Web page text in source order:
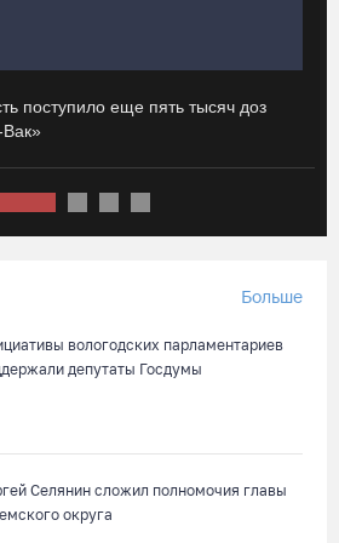
мотоцикла доставили в
за замены домофона перевели
поступило еще пять тысяч доз
Больше
вологодских парламентариев
депутаты Госдумы
Селянин сложил полномочия главы
округа